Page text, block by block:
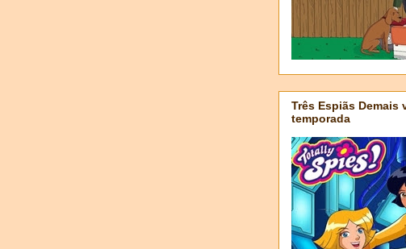
Três Espiãs Demais
temporada